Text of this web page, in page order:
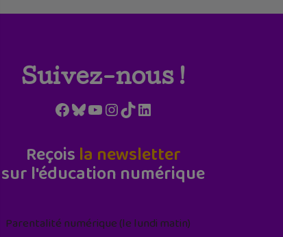
Suivez-nous !
Facebook
Bluesky
YouTube
Instagram
TikTokLinkedIn
Reçois la newsletter
sur l'éducation numérique
Parentalité numérique (le lundi matin)